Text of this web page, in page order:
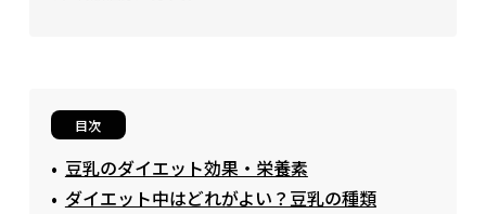
目次
豆乳のダイエット効果・栄養素
ダイエット中はどれがよい？豆乳の種類